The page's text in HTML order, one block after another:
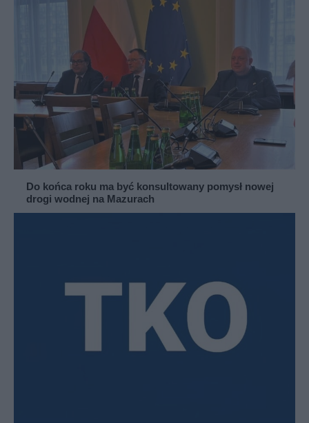
Do końca roku ma być konsultowany pomysł nowej
drogi wodnej na Mazurach